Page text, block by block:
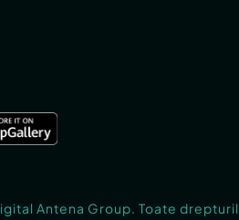
Antena Group. Toate